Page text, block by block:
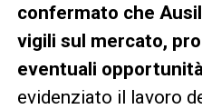
confermato che
vigili sul mercato,
eventuali
evidenziato il lavoro